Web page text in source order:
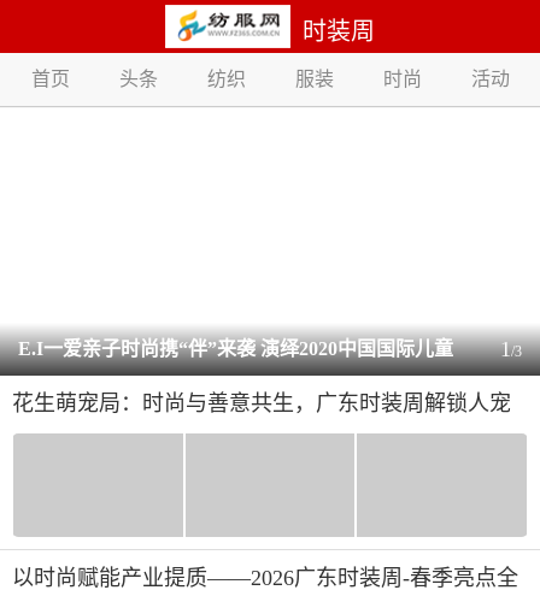
时装周
首页 头条 纺织 服装 时尚 活动
E.I一爱亲子时尚携“伴”来袭 演绎2020中国国际儿童
时尚周开幕大秀
1/3
花生萌宠局：时尚与善意共生，广东时装周解锁人宠
公益新范式
以时尚赋能产业提质——2026广东时装周-春季亮点全